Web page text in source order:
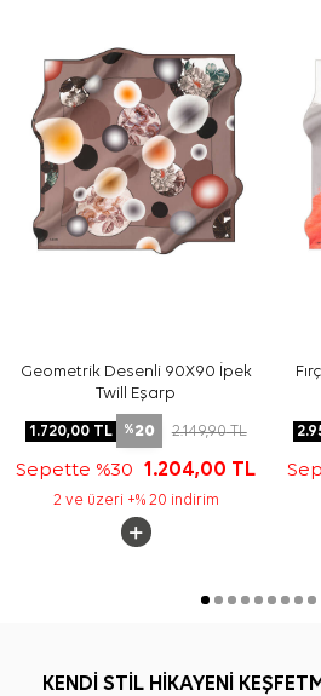
Yıkama ve bakım için ürün
izleyiniz. İpek ve hassas eşarpların
aradığınızda, ürün etiketindeki
Aker İpek Eşarp Şampuanı
tercih
Sıkça Sorulan Sorular
Bu eşarbın ölçüsü nedir?
Deseninde hangi renkler öne
Bu eşarp hangi kombinlerle
Ürün Aker markasına mı aittir?
Geometrik Desenli 90X90 İpek
Twill Eşarp
1.720,00TL %20 2.149,90TL
Sepette %30 1.204,00 TL
2 ve üzeri +% 20 indirim
KENDİ STİL HİKAYENİ